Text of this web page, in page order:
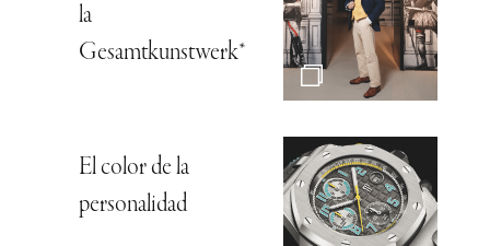
la
Gesamtkunstwerk*
El color de la
personalidad